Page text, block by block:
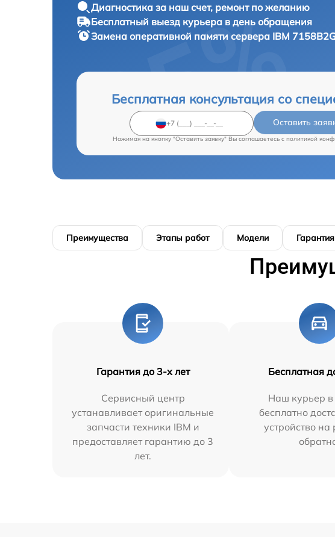
Диагностика за наш счет, ремонт по желанию
Бесплатный выезд курьера в день обращения
Замена оперативной памяти сервера IBM
Бесплатная консультация со
Оставить
Нажимая на кнопку "Оставить заявку" Вы соглашаетесь c политикой
Преимущества Этапы работ Модели Гарантия
Гарантия до 3-х лет
Сервисный центр
устанавливает оригинальные
запчасти техники IBM и
предоставляет гарантию до 3
лет.
Бесплатная
Наш курьер
бесплатно
устройство на